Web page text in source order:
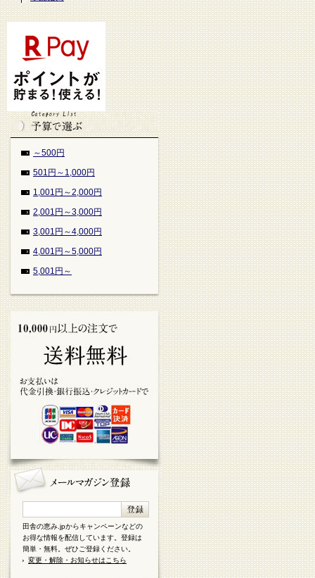
～500円
501円～1,000円
1,001円～2,000円
2,001円～3,000円
3,001円～4,000円
4,001円～5,000円
5,001円～
田舎の恵み.jpからキャンペーンなどの
お得な情報を配信しています。登録は
簡単・無料。ぜひご登録ください。
変更・解除・お知らせはこちら